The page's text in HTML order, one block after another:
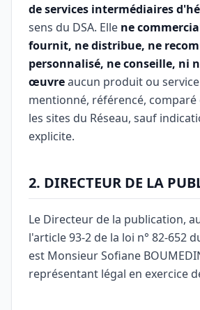
de services intermédiaires
sens du DSA. Elle ne
fournit, ne distribue, ne
personnalisé, ne conseille, ni
œuvreaucun produit ou
mentionné, référencé,
les sites du Réseau, sauf
explicite.
2. DIRECTEUR DE LA
Le Directeur de la publication,
l'article 93-2 de la loi n° 82-652
est Monsieur Sofiane
représentant légal en exercice de